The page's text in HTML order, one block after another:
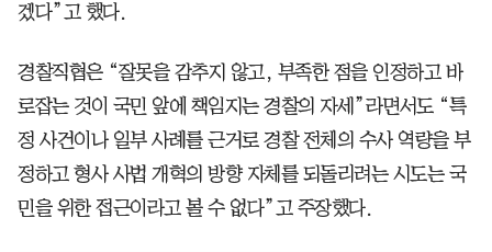
겠다”고 했다.
경찰직협은 “잘못을 감추지 않고, 부족한 점을 인정하고 바
로잡는 것이 국민 앞에 책임지는 경찰의 자세”라면서도 “특
정 사건이나 일부 사례를 근거로 경찰 전체의 수사 역량을 부
정하고 형사 사법 개혁의 방향 자체를 되돌리려는 시도는 국
민을 위한 접근이라고 볼 수 없다”고 주장했다.